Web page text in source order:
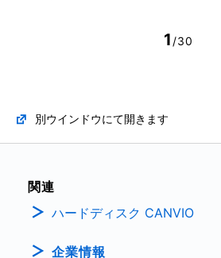
1 /30
別ウインドウにて開きます
関連
ハードディスク CANVIO
企業情報